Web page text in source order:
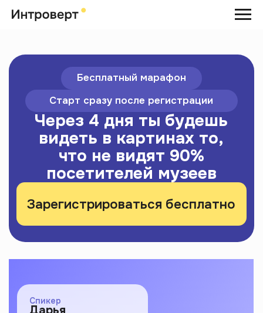
шумные школьники.
Картина работает —
если знаешь, куда
смотреть»
сотрудник
Бесплатный марафон
Старт сразу после регистрации
Через 4 дня ты будешь
видеть в картинах то,
что не видят 90%
посетителей музеев
Зарегистрироваться бесплатно